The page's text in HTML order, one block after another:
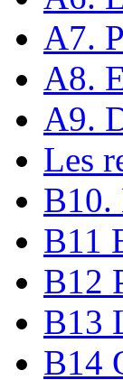
A7.
A8.
A9.
Les
B10.
B11
B12
B13
B14